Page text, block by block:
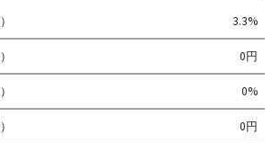
3.3%
0円
0%
0円